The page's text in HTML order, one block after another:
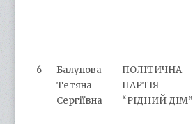
6
Балунова
Тетяна
Сергіївна
ПОЛІТИЧНА
ПАРТІЯ
“РІДНИЙ ДІМ”